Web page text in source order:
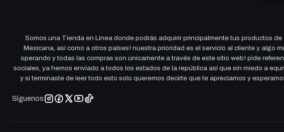
Somos una Tienda en Linea donde podrás adquirir principalmente tus productos
Mexicana, así como a otros países! nuestra prioridad es el servicio al cliente y algo
operando y todas las compras son únicamente a través de este sitio web! pide
sociales, ya hemos enviado a todos los estados de la república así que sin miedo a
y si terminaste de leer todo esto solo queremos decirte que te apreciamos y
Síguenos